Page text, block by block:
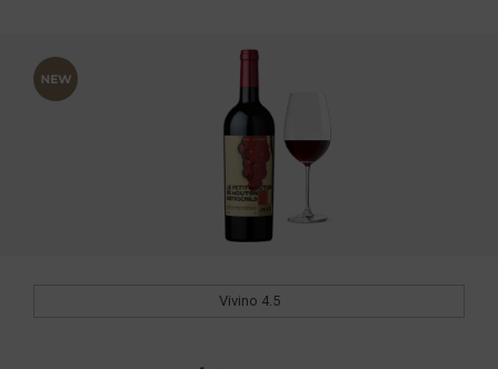
Vivino 4.5